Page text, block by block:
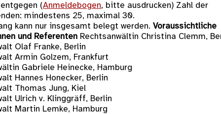
(Anmeldebogen, bitte ausdrucken) Zahl der
mindestens 25, maximal 30.
kann nur insgesamt belegt werden.Voraussichtliche
und Referenten Rechtsanwältin Christina Clemm,
Olaf Franke, Berlin
Armin Golzem, Frankfurt
Gabriele Heinecke, Hamburg
Hannes Honecker, Berlin
Thomas Jung, Kiel
Ulrich v. Klinggräff, Berlin
Martin Lemke, Hamburg